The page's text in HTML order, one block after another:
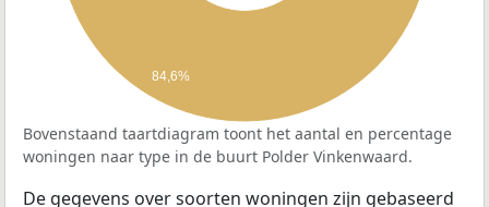
84,6%
Bovenstaand taartdiagram toont het aantal en percentage
woningen naar type in de buurt Polder Vinkenwaard.
De gegevens over soorten woningen zijn gebaseerd